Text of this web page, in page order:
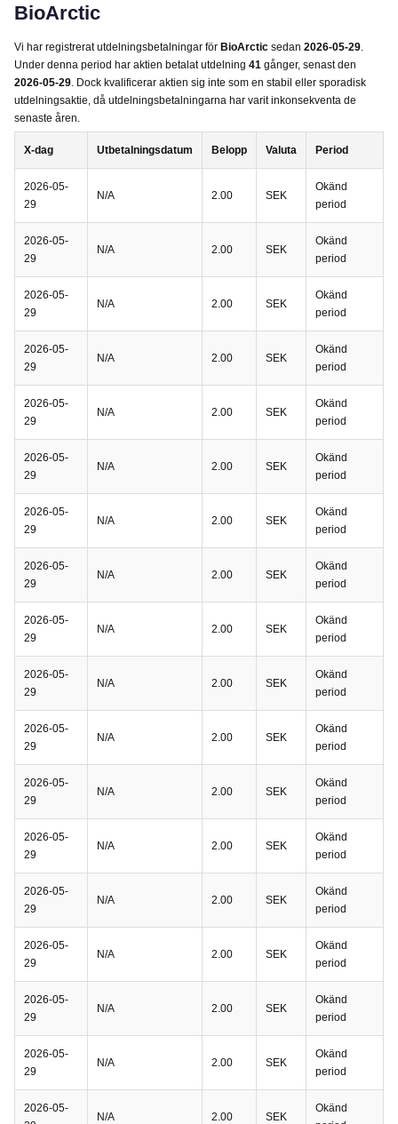
BioArctic
Vi har registrerat utdelningsbetalningar för BioArctic sedan 2026-05-29
Under denna period har aktien betalat utdelning 41 gånger, senast den
2026-05-29 . Dock kvalificerar aktien sig inte som en stabil eller sporadisk
utdelningsaktie, då utdelningsbetalningarna har varit inkonsekventa de
senaste åren.
X-dag Utbetalningsdatum Belopp Valuta Period
2026-05-
29
N/A 2.00 SEK
Okänd
period
2026-05-
29
N/A 2.00 SEK
Okänd
period
2026-05-
29
N/A 2.00 SEK
Okänd
period
2026-05-
29
N/A 2.00 SEK
Okänd
period
2026-05-
29
N/A 2.00 SEK
Okänd
period
2026-05-
29
N/A 2.00 SEK
Okänd
period
2026-05-
29
N/A 2.00 SEK
Okänd
period
2026-05-
29
N/A 2.00 SEK
Okänd
period
2026-05-
29
N/A 2.00 SEK
Okänd
period
2026-05-
29
N/A 2.00 SEK
Okänd
period
2026-05-
29
N/A 2.00 SEK
Okänd
period
2026-05-
29
N/A 2.00 SEK
Okänd
period
2026-05-
29
N/A 2.00 SEK
Okänd
period
2026-05-
29
N/A 2.00 SEK
Okänd
period
2026-05-
29
N/A 2.00 SEK
Okänd
period
2026-05-
29
N/A 2.00 SEK
Okänd
period
2026-05-
29
N/A 2.00 SEK
Okänd
period
2026-05-
N/A 2.00 SEK
Okänd